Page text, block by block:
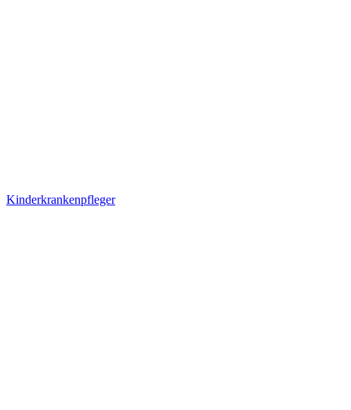
Kinderkrankenpfleger